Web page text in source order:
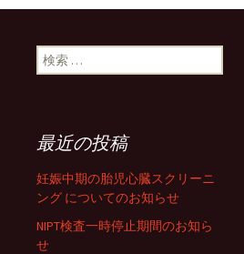
検索:
最近の投稿
妊娠中期の胎児心臓スクリーニ
ング についてのお知らせ
NIPT検査一時停止期間のお知ら
せ